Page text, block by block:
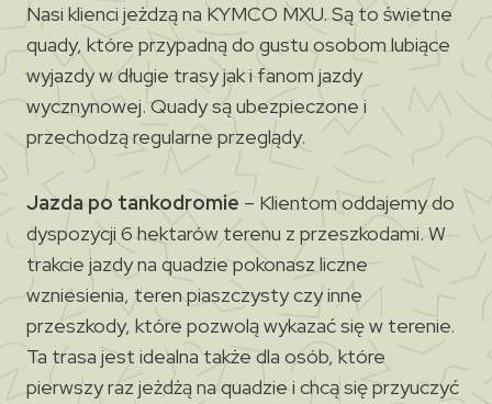
Nasi klienci jeżdzą na KYMCO MXU. Są to świetne
quady, które przypadną do gustu osobom lubiące
wyjazdy w długie trasy jak i fanom jazdy
wycznynowej. Quady są ubezpieczone i
przechodzą regularne przeglądy.
Jazda po tankodromie – Klientom oddajemy do
dyspozycji 6 hektarów terenu z przeszkodami. W
trakcie jazdy na quadzie pokonasz liczne
wzniesienia, teren piaszczysty czy inne
przeszkody, które pozwolą wykazać się w terenie.
Ta trasa jest idealna także dla osób, które
pierwszy raz jeżdżą na quadzie i chcą się przyuczyć